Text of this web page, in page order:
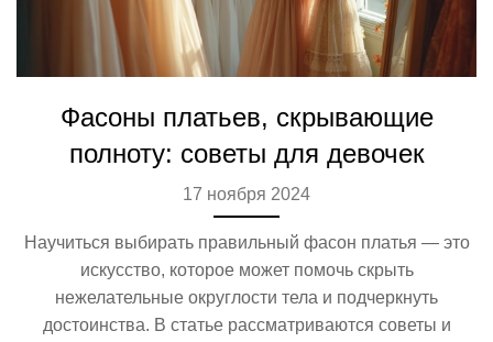
Фасоны платьев, скрывающие
полноту: советы для девочек
17 ноября 2024
Научиться выбирать правильный фасон платья — это
искусство, которое может помочь скрыть
нежелательные округлости тела и подчеркнуть
достоинства. В статье рассматриваются советы и